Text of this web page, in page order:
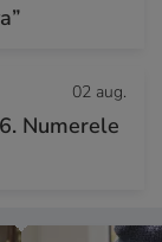
02 aug.
Numerele